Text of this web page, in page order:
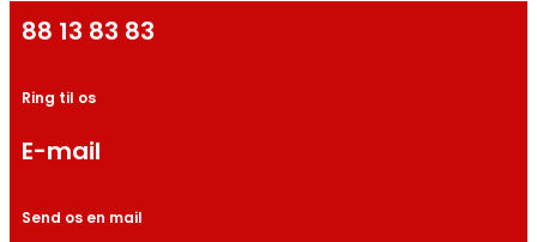
88 13 83 83
Ring til os
E-mail
Send os en mail